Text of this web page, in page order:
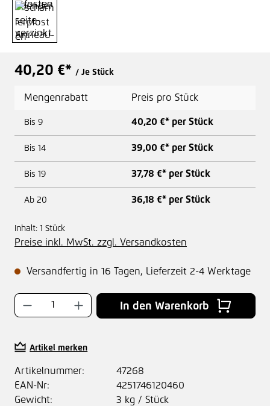
40,20 €* / Je Stück
Mengenrabatt Preis pro Stück
Bis 9 40,20 €* per Stück
Bis 14 39,00 €* per Stück
Bis 19 37,78 €* per Stück
Ab 20 36,18 €* per Stück
Inhalt: 1 Stück
Preise inkl. MwSt. zzgl. Versandkosten
Versandfertig in 16 Tagen, Lieferzeit 2-4 Werktage
Produkt Anzahl: Gib den gewünschten
In den Warenkorb
Artikel merken
Artikelnummer:
47268
EAN-Nr:
4251746120460
Gewicht:
3 kg / Stück